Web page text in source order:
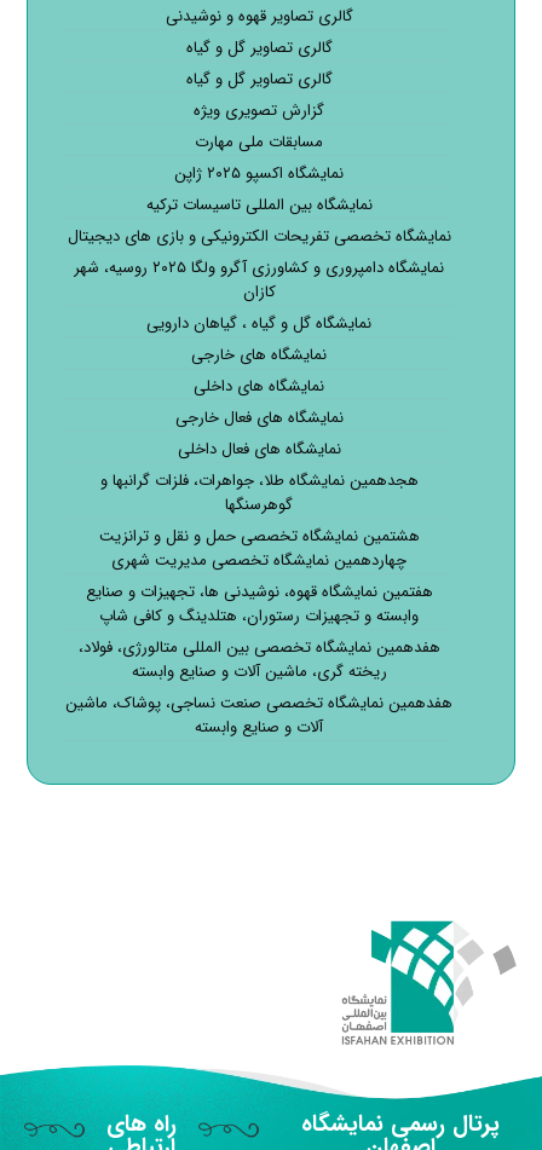
گالری تصاویر قهوه و نوشیدنی
گالری تصاویر گل و گیاه
گالری تصاویر گل و گیاه
گزارش تصویری ویژه
مسابقات ملی مهارت
نمایشگاه اکسپو ۲۰۲۵ ژاپن
نمایشگاه بین المللی تاسیسات ترکیه
نمایشگاه تخصصی تفریحات الکترونیکی و بازی های دیجیتال
نمایشگاه دامپروری و کشاورزی آگرو ولگا ۲۰۲۵ روسیه، شهر
کازان
نمایشگاه گل و گیاه ، گیاهان دارویی
نمایشگاه های خارجی
نمایشگاه های داخلی
نمایشگاه های فعال خارجی
نمایشگاه های فعال داخلی
هجدهمین نمایشگاه طلا، جواهرات، فلزات گرانبها و
گوهرسنگها
هشتمین نمایشگاه تخصصی حمل و نقل و ترانزیت
چهاردهمین نمایشگاه تخصصی مدیریت شهری
هفتمین نمایشگاه قهوه، نوشیدنی ها، تجهیزات و صنایع
وابسته و تجهیزات رستوران، هتلدینگ و کافی شاپ
هفدهمین نمایشگاه تخصصی بین المللی متالورژی، فولاد،
ریخته گری، ماشین آلات و صنایع وابسته
هفدهمین نمایشگاه تخصصی صنعت نساجی، پوشاک، ماشین
آلات و صنایع وابسته
پرتال رسمی نمایشگاه راه های